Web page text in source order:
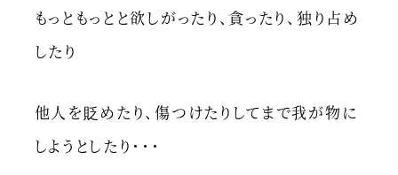
もっともっとと欲しがったり、貪ったり、独り占め
したり
他人を貶めたり、傷つけたりしてまで我が物に
しようとしたり・・・